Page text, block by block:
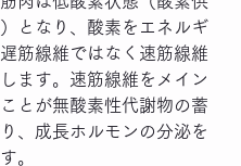
となり、酸素をエネルギ
筋線維ではなく速筋線維
ます。速筋線維をメイン
とが無酸素性代謝物の蓄
、成長ホルモンの分泌を
。